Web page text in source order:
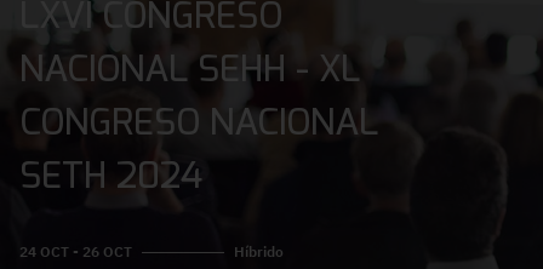
LXVI CONGRESO
NACIONAL SEHH - XL
CONGRESO NACIONAL
SETH 2024
24 OCT - 26 OCT Híbrido